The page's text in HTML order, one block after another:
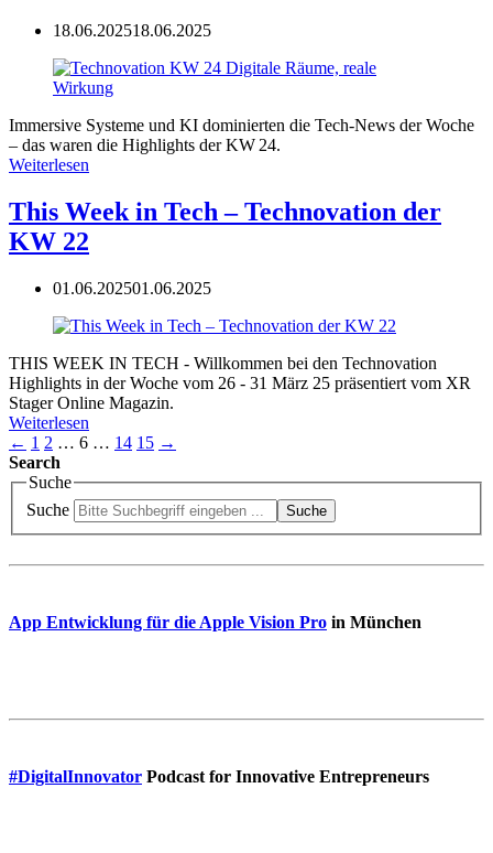
18.06.202518.06.2025
Immersive Systeme und KI dominierten die Tech-News der Woche
– das waren die Highlights der KW 24.
Weiterlesen
This Week in Tech – Technovation der
KW 22
01.06.202501.06.2025
THIS WEEK IN TECH - Willkommen bei den Technovation
Highlights in der Woche vom 26 - 31 März 25 präsentiert vom XR
Stager Online Magazin.
Weiterlesen
← 1 2 … 6 … 14 15 →
Search
Suche
Suche
Suche
App Entwicklung für die Apple Vision Pro in München
#DigitalInnovator Podcast for Innovative Entrepreneurs